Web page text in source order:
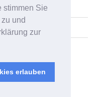
stimmen Sie
und
zur
erlauben